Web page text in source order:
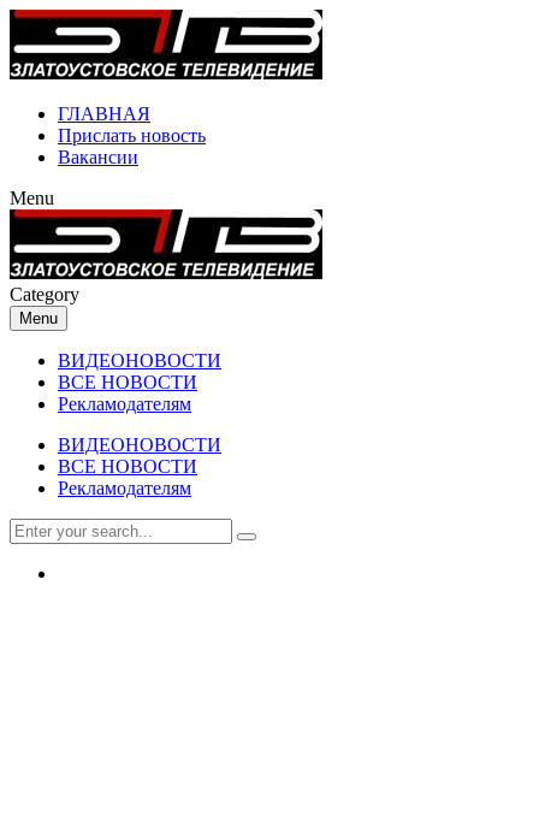
ГЛАВНАЯ
Прислать новость
Вакансии
Menu
Category
Menu
ВИДЕОНОВОСТИ
ВСЕ НОВОСТИ
Рекламодателям
ВИДЕОНОВОСТИ
ВСЕ НОВОСТИ
Рекламодателям